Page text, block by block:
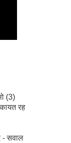
(3)
रह
- सवाल